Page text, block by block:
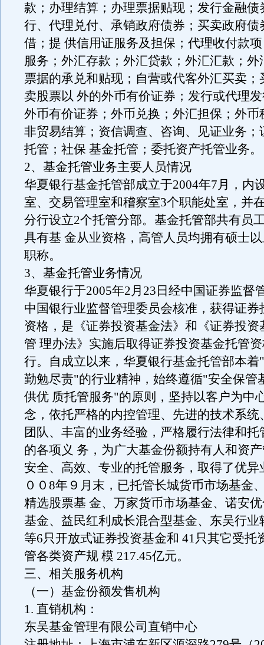
款；办理结算；办理票据贴现；发行金融债
行、代理兑付、承销政府债券；买卖政府债
借；提 供信用证服务及担保；代理收付款
服务；外汇存款；外汇贷款；外汇汇款；外
票据的承兑和贴现；自营或代客外汇买卖；
卖股票以 外的外币有价证券；发行或代理
外币有价证券；外币兑换；外汇担保；外币
非贸易结算；资信调查、咨询、见证业务；
托管；社保 基金托管；委托资产托管业务。
2、基金托管业务主要人员情况
华夏银行基金托管部成立于2004年7月，内
室、交易管理室和稽察室3个职能处室，并
分行设立2个托管分部。基金托管部共有员
具有基 金从业资格，高管人员均拥有硕士
职称。
3、基金托管业务情况
华夏银行于2005年2月23日经中国证券监督
中国银行业监督管理委员会核准，获得证券
资格，是《证券投资基金法》和《证券投资
管 理办法》实施后取得证券投资基金托管
行。自成立以来，华夏银行基金托管部本着
勤勉尽责"的行业精神，始终遵循"安全保管
供优 质托管服务"的原则，坚持以客户为中
念，依托严格的内控管理、先进的技术系统
团队、丰富的业务经验，严格履行法律和托
的各项义 务，为广大基金份额持有人和资
安全、高效、专业的托管服务，取得了优异
００8年９月末，已托管长城货币市场基金
精选股票基 金、万家货币市场基金、诺安
基金、益民红利成长混合型基金、东吴行业
等6只开放式证券投资基金和 41只其它受托
管各类资产规 模 217.45亿元。
三、相关服务机构
（一）基金份额发售机构
1. 直销机构：
东吴基金管理有限公司直销中心